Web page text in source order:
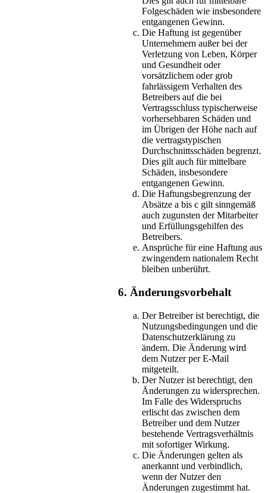
Folgeschäden wie insbesondere
entgangenen Gewinn.
Die Haftung ist gegenüber
Unternehmern außer bei der
Verletzung von Leben, Körper
und Gesundheit oder
vorsätzlichem oder grob
fahrlässigem Verhalten des
Betreibers auf die bei
Vertragsschluss typischerweise
vorhersehbaren Schäden und
im Übrigen der Höhe nach auf
die vertragstypischen
Durchschnittsschäden begrenzt.
Dies gilt auch für mittelbare
Schäden, insbesondere
entgangenen Gewinn.
Die Haftungsbegrenzung der
Absätze a bis c gilt sinngemäß
auch zugunsten der Mitarbeiter
und Erfüllungsgehilfen des
Betreibers.
Ansprüche für eine Haftung aus
zwingendem nationalem Recht
bleiben unberührt.
6. Änderungsvorbehalt
Der Betreiber ist berechtigt, die
Nutzungsbedingungen und die
Datenschutzerklärung zu
ändern. Die Änderung wird
dem Nutzer per E-Mail
mitgeteilt.
Der Nutzer ist berechtigt, den
Änderungen zu widersprechen.
Im Falle des Widerspruchs
erlischt das zwischen dem
Betreiber und dem Nutzer
bestehende Vertragsverhältnis
mit sofortiger Wirkung.
Die Änderungen gelten als
anerkannt und verbindlich,
wenn der Nutzer den
Änderungen zugestimmt hat.